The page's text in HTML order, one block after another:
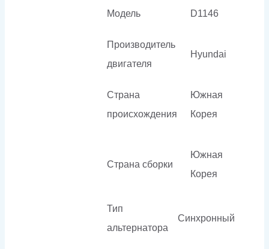
Модель D1146
Производитель
двигателя
Hyundai
Страна
происхождения
Южная
Корея
Страна сборки
Южная
Корея
Тип
альтернатора
Синхронный